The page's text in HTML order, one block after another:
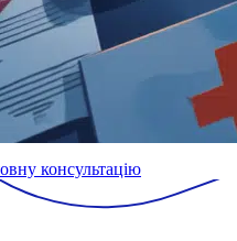
консультацію